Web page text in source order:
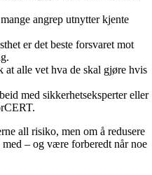
angrep utnytter kjente
er det beste forsvaret mot
at alle vet hva de skal gjøre hvis
med sikkerhetseksperter eller
all risiko, men om å redusere
– og være forberedt når noe